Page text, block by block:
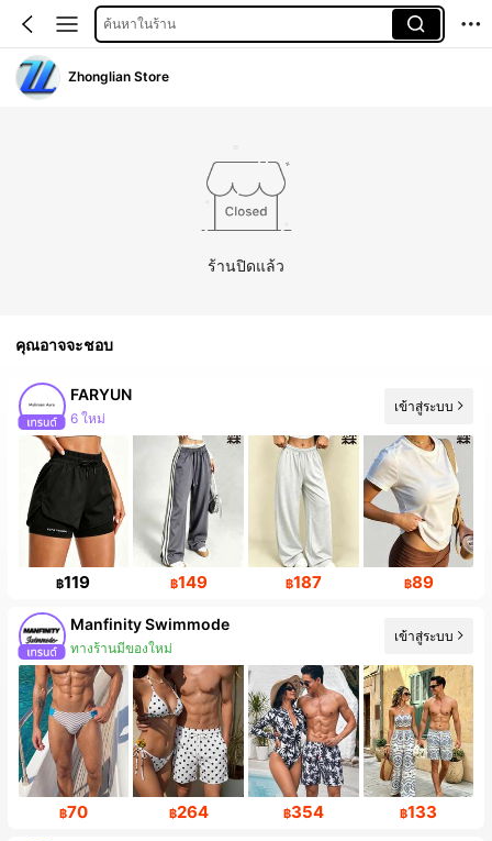
ค้นหาในร้าน
Zhonglian Store
ร้านปิดแล้ว
คุณอาจจะชอบ
FARYUN
6 ใหม่
เข้าสู่ระบบ
฿119 ฿149 ฿187 ฿89
Manfinity Swimmode
ทางร้านมีของใหม่
เข้าสู่ระบบ
฿70 ฿264 ฿354 ฿133